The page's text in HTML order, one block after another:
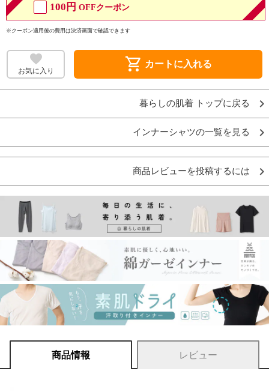
100円 OFFクーポン
※クーポン適用後の費用は決済画面で確認できます
お気に入り shopping_cart カートに入れる
暮らしの肌着 トップに戻る
インナーシャツの一覧を見る
商品レビューを投稿するには
商品情報 レビュー